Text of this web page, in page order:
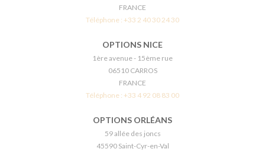
FRANCE
Téléphone : +33 2 40 30 24 30
OPTIONS NICE
1ère avenue - 15ème rue
06510 CARROS
FRANCE
Téléphone : +33 4 92 08 83 00
OPTIONS ORLÉANS
59 allée des joncs
45590 Saint-Cyr-en-Val